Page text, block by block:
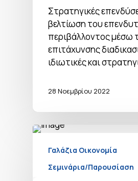
Στρατηγικές
βελτίωση του
περιβάλλοντος μέσω
επιτάχυνσης
ιδιωτικές και
28 Νοεμβρίου 2022
Γαλάζια Οικονομία
Σεμινάρια/Παρουσίαση